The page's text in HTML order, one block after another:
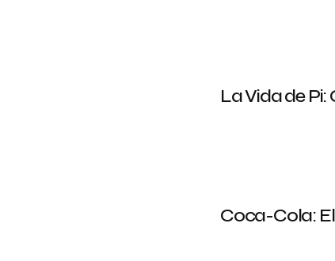
La Vida de Pi:
Coca-Cola: